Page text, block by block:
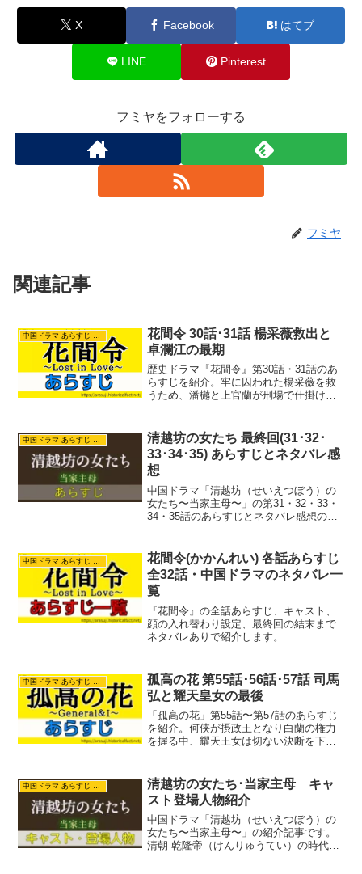
X Facebook はてブ
LINE Pinterest
フミヤをフォローする
フミヤ
関連記事
花間令 30話･31話 楊采薇救出と
卓瀾江の最期
歴史ドラマ『花間令』第30話・31話のあ
らすじを紹介。牢に囚われた楊采薇を救
うため、潘樾と上官蘭が刑場で仕掛けた
運命と、雲裳の生存に気づいた采薇の鋭
い検死能力に迫ります。物語の大きな転
換点となる衝撃の展開は見逃せません。
中国ドラマ あらすじ ネタバレ
清越坊の女たち 最終回(31･32･
33･34･35) あらすじとネタバレ感
想
中国ドラマ「清越坊（せいえつぼう）の
女たち〜当家主母〜」の第31・32・33・
34・35話のあらすじとネタバレ感想の紹
せ任家を去りました。翠喜は任小蘭とと
もに錦渓坊とい...
花間令(かかんれい) 各話あらすじ
全32話・中国ドラマのネタバレ一
覧
『花間令』の全話あらすじ、キャスト、
顔の入れ替わり設定、最終回の結末まで
ネタバレありで紹介します。
孤高の花 第55話･56話･57話 司馬
弘と耀天皇女の最後
「孤高の花」第55話〜第57話のあらすじ
を紹介。何侠が摂政王となり白蘭の権力
を握る中、耀天王女は切ない決断を下し
楚北捷と白娉婷が仕掛ける且柔奇襲計画
の行方とは。激動の天下の覇権争いと夫
婦の覚悟に迫ります。
中国ドラマ あらすじ ネタバレ
清越坊の女たち･当家主母 キャ
スト登場人物紹介
中国ドラマ「清越坊（せいえつぼう）の
女たち〜当家主母〜」の紹介記事です。
清朝 乾隆帝（けんりゅうてい）の時代。